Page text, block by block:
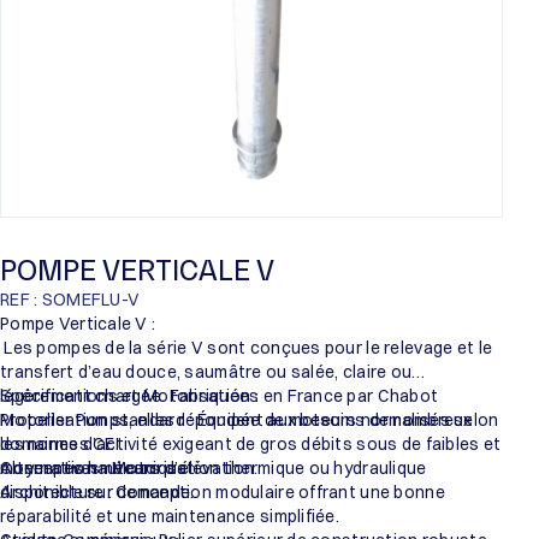
POMPE VERTICALE V
REF : SOMEFLU-V
Pompe Verticale V :
Les pompes de la série V sont conçues pour le relevage et le
transfert d’eau douce, saumâtre ou salée, claire ou
légèrement chargée. Fabriquées en France par Chabot
Propeller Pumps, elles répondent aux besoins de nombreux
domaines d’activité exigeant de gros débits sous de faibles et
moyennes hauteurs d’élévation.
Spécifications et Motorisation :
Motorisation standard : Équipée de moteurs normalisés selon
les normes CEI.
Alternatives : Motorisation thermique ou hydraulique
disponible sur demande.
Conception mécanique :
Architecture : Conception modulaire offrant une bonne
réparabilité et une maintenance simplifiée.